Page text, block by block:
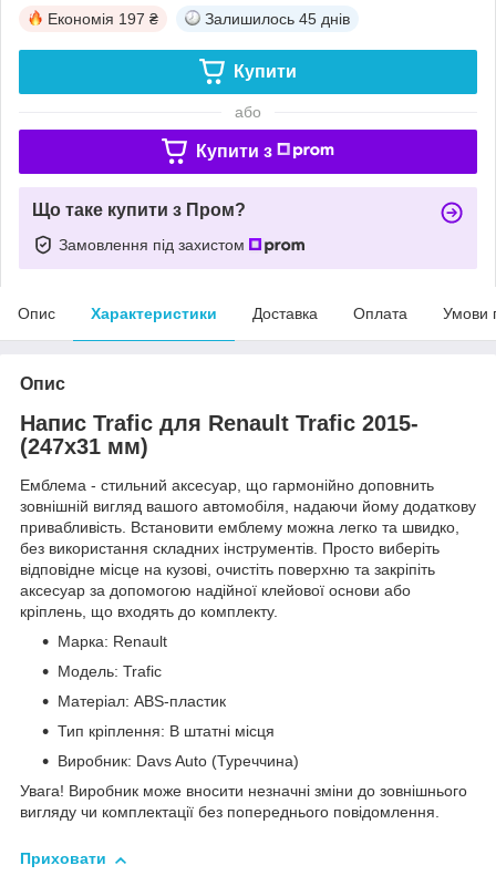
Економія 197 ₴ Залишилось 45 днів
Купити
або
Купити з
Що таке купити з Пром?
Замовлення під захистом
Опис Характеристики Доставка Оплата Умови
Опис
Напис Trafic для Renault Trafic 2015-
(247х31 мм)
Емблема - стильний аксесуар, що гармонійно доповнить
зовнішній вигляд вашого автомобіля, надаючи йому додаткову
привабливість. Встановити емблему можна легко та швидко,
без використання складних інструментів. Просто виберіть
відповідне місце на кузові, очистіть поверхню та закріпіть
аксесуар за допомогою надійної клейової основи або
кріплень, що входять до комплекту.
Марка: Renault
Модель: Trafic
Матеріал: ABS-пластик
Тип кріплення: В штатні місця
Виробник: Davs Auto (Туреччина)
Увага! Виробник може вносити незначні зміни до зовнішнього
вигляду чи комплектації без попереднього повідомлення.
Приховати